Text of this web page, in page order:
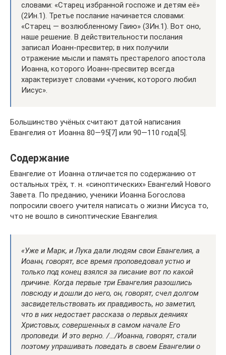
словами: «Старец избранной госпоже и детям её»
(2Ин.1). Третье послание начинается словами:
«Старец — возлюбленному Гаию» (3Ин.1). Вот оно,
наше решение. В действительности послания
записал Иоанн-пресвитер; в них получили
отражение мысли и память престарелого апостола
Иоанна, которого Иоанн-пресвитер всегда
характеризует словами «ученик, которого любил
Иисус».
Большинство учёных считают датой написания
Евангелия от Иоанна 80—95[7] или 90—110 года[5].
Содержание
Евангелие от Иоанна отличается по содержанию от
остальных трёх, т. н. «синоптических» Евангелий Нового
Завета. По преданию, ученики Иоанна Богослова
попросили своего учителя написать о жизни Иисуса то,
что не вошло в синоптические Евангелия.
«Уже и Марк, и Лука дали людям свои Евангелия, а
Иоанн, говорят, все время проповедовал устно и
только под конец взялся за писание вот по какой
причине. Когда первые три Евангелия разошлись
повсюду и дошли до него, он, говорят, счел долгом
засвидетельствовать их правдивость, но заметил,
что в них недостает рассказа о первых деяниях
Христовых, совершенных в самом начале Его
проповеди. И это верно. /…/Иоанна, говорят, стали
поэтому упрашивать поведать в своем Евангелии о